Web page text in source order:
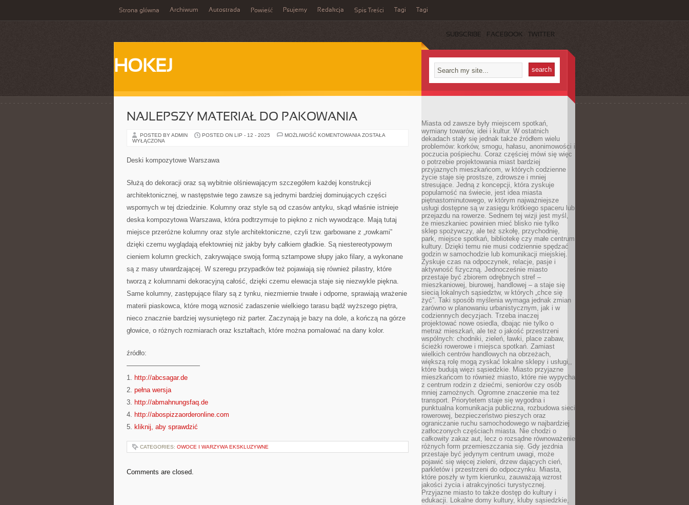
Strona główna Archiwum Autostrada Powieść Psujemy Redakcja Spis Treści Tagi Tagi
SUBSCRIBE FACEBOOK TWITTER
HOKEJ
NAJLEPSZY MATERIAŁ DO PAKOWANIA
POSTED BY ADMIN POSTED ON LIP - 12 - 2025 MOŻLIWOŚĆ KOMENTOWANIA NAJLEPSZY
ZOSTAŁA
WYŁĄCZONA
Deski kompozytowe Warszawa
Służą do dekoracji oraz są wybitnie olśniewającym szczegółem każdej konstrukcji
architektonicznej, w następstwie tego zawsze są jednymi bardziej dominujących części
wspornych w tej dziedzinie. Kolumny oraz style są od czasów antyku, skąd właśnie istnieje
deska kompozytowa Warszawa, która podtrzymuje to piękno z nich wywodzące. Mają tutaj
miejsce przeróżne kolumny oraz style architektoniczne, czyli tzw. garbowane z „rowkami”
dzięki czemu wyglądają efektowniej niż jakby były całkiem gładkie. Są niestereotypowym
cieniem kolumn greckich, zakrywające swoją formą sztampowe słupy jako filary, a wykonane
są z masy utwardzającej. W szeregu przypadków też pojawiają się również pilastry, które
tworzą z kolumnami dekoracyjną całość, dzięki czemu elewacja staje się niezwykle piękna.
Same kolumny, zastępujące filary są z tynku, niezmiernie trwałe i odporne, sprawiają wrażenie
materii piaskowca, które mogą wznosić zadaszenie wielkiego tarasu bądź wyższego piętra,
nieco znacznie bardziej wysuniętego niż parter. Zaczynają je bazy na dole, a kończą na górze
głowice, o różnych rozmiarach oraz kształtach, które można pomalować na dany kolor.
źródło:
———————————
1. http://abcsagar.de
2. pełna wersja
3. http://abmahnungsfaq.de
4. http://abospizzaorderonline.com
5. kliknij, aby sprawdzić
CATEGORIES: OWOCE I WARZYWA EKSKLUZYWNE
Comments are closed.
Miasta od zawsze były miejscem spotkań,
wymiany towarów, idei i kultur. W ostatnich
dekadach stały się jednak także źródłem wielu
problemów: korków, smogu, hałasu, anonimowości i
poczucia pośpiechu. Coraz częściej mówi się więc
o potrzebie projektowania miast bardziej
przyjaznych mieszkańcom, w których codzienne
życie staje się prostsze, zdrowsze i mniej
stresujące. Jedną z koncepcji, która zyskuje
popularność na świecie, jest idea miasta
piętnastominutowego, w którym najważniejsze
usługi dostępne są w zasięgu krótkiego spaceru lub
przejazdu na rowerze. Sednem tej wizji jest myśl,
że mieszkaniec powinien mieć blisko nie tylko
sklep spożywczy, ale też szkołę, przychodnię,
park, miejsce spotkań, bibliotekę czy małe centrum
kultury. Dzięki temu nie musi codziennie spędzać
godzin w samochodzie lub komunikacji miejskiej.
Zyskuje czas na odpoczynek, relacje, pasje i
aktywność fizyczną. Jednocześnie miasto
przestaje być zbiorem odrębnych stref –
mieszkaniowej, biurowej, handlowej – a staje się
siecią lokalnych sąsiedztw, w których „chce się
żyć”. Taki sposób myślenia wymaga jednak zmian
zarówno w planowaniu urbanistycznym, jak i w
codziennych decyzjach. Trzeba inaczej
projektować nowe osiedla, dbając nie tylko o
metraż mieszkań, ale też o jakość przestrzeni
wspólnych: chodniki, zieleń, ławki, place zabaw,
ścieżki rowerowe i miejsca spotkań. Zamiast
wielkich centrów handlowych na obrzeżach,
większą rolę mogą zyskać lokalne sklepy i usługi,,
które budują więzi sąsiedzkie. Miasto przyjazne
mieszkańcom to również miasto, które nie wypycha
z centrum rodzin z dziećmi, seniorów czy osób
mniej zamożnych. Ogromne znaczenie ma też
transport. Priorytetem staje się wygodna i
punktualna komunikacja publiczna, rozbudowa sieci
rowerowej, bezpieczeństwo pieszych oraz
ograniczanie ruchu samochodowego w najbardziej
zatłoczonych częściach miasta. Nie chodzi o
całkowity zakaz aut, lecz o rozsądne równoważenie
różnych form przemieszczania się. Gdy jezdnia
przestaje być jedynym centrum uwagi, może
pojawić się więcej zieleni, drzew dających cień,
parkletów i przestrzeni do odpoczynku. Miasta,
które poszły w tym kierunku, zauważają wzrost
jakości życia i atrakcyjności turystycznej.
Przyjazne miasto to także dostęp do kultury i
edukacji. Lokalne domy kultury, kluby sąsiedzkie,